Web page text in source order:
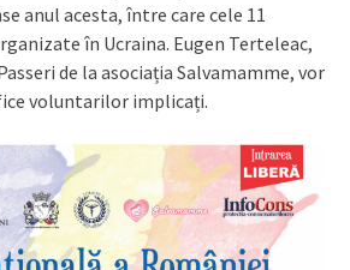
anul acesta, între care cele 11
în Ucraina. Eugen Terteleac,
de la asociația Salvamamme, vor
voluntarilor implicați.